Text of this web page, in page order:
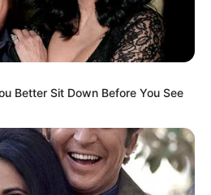
Better Sit Down Before You See